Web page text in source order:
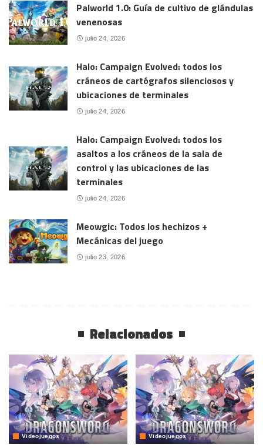
Palworld 1.0: Guía de cultivo de glándulas
venenosas
julio 24, 2026
Halo: Campaign Evolved: todos los
cráneos de cartógrafos silenciosos y
ubicaciones de terminales
julio 24, 2026
Halo: Campaign Evolved: todos los
asaltos a los cráneos de la sala de
control y las ubicaciones de las
terminales
julio 24, 2026
Meowgic: Todos los hechizos +
Mecánicas del juego
julio 23, 2026
Relacionados
Videojuegos Videojuegos